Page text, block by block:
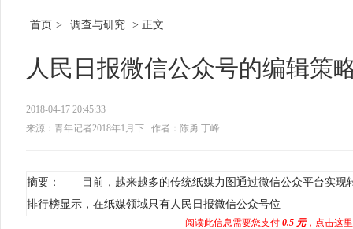
首页 > 调查与研究 > 正文
人民日报微信公众号的编辑策
2018-04-17 20:45:33
来源：青年记者2018年1月下
作者：陈勇 丁峰
摘要： 目前，越来越多的传统纸媒力图通过微信公众平台实现
排行榜显示，在纸媒领域只有人民日报微信公众号位
阅读此信息需要您支付 0.5 元，点击这